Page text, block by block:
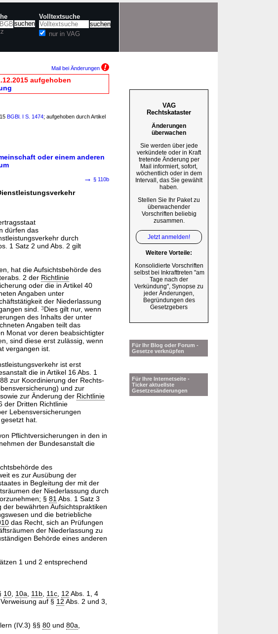
Volltextsuche
nur in VAG
Mail bei Änderungen
aufgehoben
BGBl. I S. 1474; aufgehoben durch Artikel
oder einem anderen
→ § 110b
dürfen das
durch
1 Satz 2 und Abs. 2 gilt
hat die Aufsichtsbehörde des
2 der Richtlinie
oder die in Artikel 40
Angaben unter
der Niederlassung
sind.
3Dies gilt nur, wenn
des Inhalts der unter
Angaben teilt das
Monat vor deren beabsichtigter
sind diese erst zulässig, wenn
vergangen ist.
ist erst
die in Artikel 16 Abs. 1
zur Koordinierung der Rechts-
und zur
zur Änderung der Richtlinie
der Dritten Richtlinie
Lebensversicherungen
hat.
Pflichtversicherungen in den in
der Bundesanstalt die
des
es zur Ausübung der
in Begleitung der mit der
der Niederlassung durch
§ 81 Abs. 1 Satz 3
der bewährten Aufsichtspraktiken
und die betriebliche
das Recht, sich an Prüfungen
der Niederlassung zu
Behörde eines anderen
1 und 2 entsprechend
10, 10a 11b, 11c, 12 Abs. 1, 4
auf § 12 Abs. 2 und 3,
(IV.3) §§ 80und 80a
VAG
Rechtskataster
Änderungen
überwachen
Sie werden über jede
verkündete oder in Kraft
tretende Änderung per
Mail informiert, sofort,
wöchentlich oder in dem
Intervall, das Sie gewählt
haben.
Stellen Sie Ihr Paket zu
überwachender
Vorschriften beliebig
zusammen.
Jetzt anmelden!
Weitere Vorteile:
Konsolidierte Vorschriften
selbst bei Inkrafttreten "am
Tage nach der
Verkündung", Synopse zu
jeder Änderungen,
Begründungen des
Gesetzgebers
Für Ihr Blog oder Forum -
Gesetze verknüpfen
Für Ihre Internetseite -
Ticker aktuellste
Gesetzesänderungen